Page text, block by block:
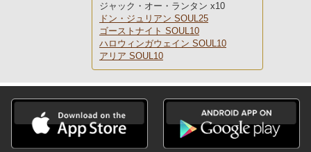
ジャック・オー・ランタン x10
ドン・ジュリアン SOUL25
ゴーストナイト SOUL10
ハロウィンガウェイン SOUL10
アリア SOUL10